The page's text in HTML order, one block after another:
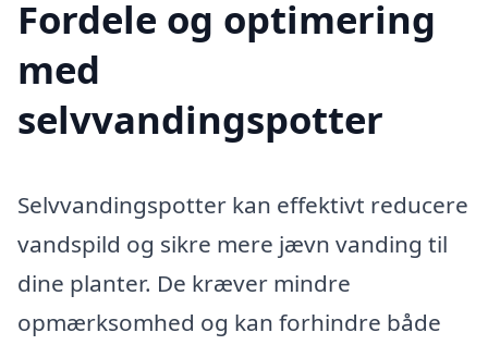
Fordele og optimering
med
selvvandingspotter
Selvvandingspotter kan effektivt reducere
vandspild og sikre mere jævn vanding til
dine planter. De kræver mindre
opmærksomhed og kan forhindre både